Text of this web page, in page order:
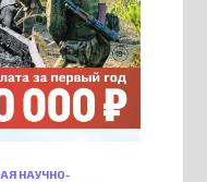
НАУЧНО-